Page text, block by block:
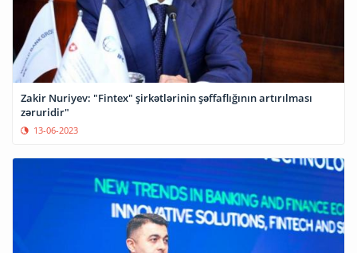
Zakir Nuriyev: "Fintex" şirkətlərinin şəffaflığının artırılması
zəruridir"
13-06-2023